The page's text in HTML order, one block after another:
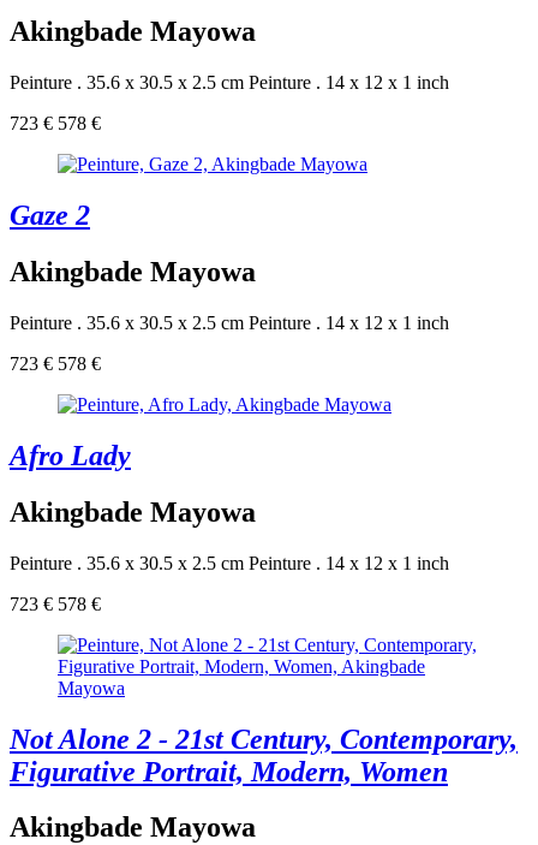
Akingbade Mayowa
Peinture . 35.6 x 30.5 x 2.5 cm Peinture . 14 x 12 x 1 inch
723 € 578 €
Gaze 2
Akingbade Mayowa
Peinture . 35.6 x 30.5 x 2.5 cm Peinture . 14 x 12 x 1 inch
723 € 578 €
Afro Lady
Akingbade Mayowa
Peinture . 35.6 x 30.5 x 2.5 cm Peinture . 14 x 12 x 1 inch
723 € 578 €
Not Alone 2 - 21st Century, Contemporary,
Figurative Portrait, Modern, Women
Akingbade Mayowa